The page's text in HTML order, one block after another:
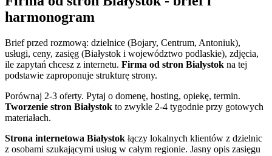
harmonogram
Brief przed rozmową: dzielnice (Bojary, Centrum, Antoniuk),
usługi, ceny, zasięg (Białystok i województwo podlaskie), zdjęcia,
ile zapytań chcesz z internetu. Firma od stron Białystok na tej
podstawie zaproponuje strukturę strony.
Porównaj 2-3 oferty. Pytaj o domenę, hosting, opiekę, termin.
Tworzenie stron Białystok to zwykle 2-4 tygodnie przy gotowych
materiałach.
Strona internetowa Białystok łączy lokalnych klientów z dzielnic
z osobami szukającymi usług w całym regionie. Jasny opis zasięgu